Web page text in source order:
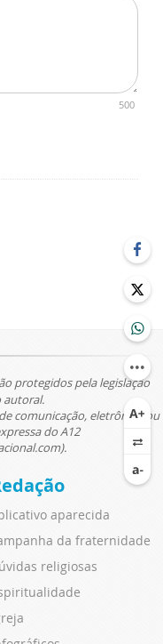
500
protegidos pela legislação
autoral.
comunicação, eletrônico ou
do A12
aparecida
da fraternidade
religiosas